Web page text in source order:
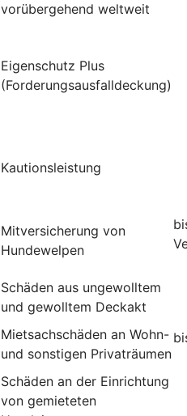
vorübergehend weltweit
Eigenschutz Plus
(Forderungsausfalldeckung)
Kautionsleistung
Mitversicherung von
Hundewelpen
Schäden aus ungewolltem
und gewolltem Deckakt
Mietsachschäden an Wohn-
und sonstigen Privaträumen
Schäden an der Einrichtung
von gemieteten